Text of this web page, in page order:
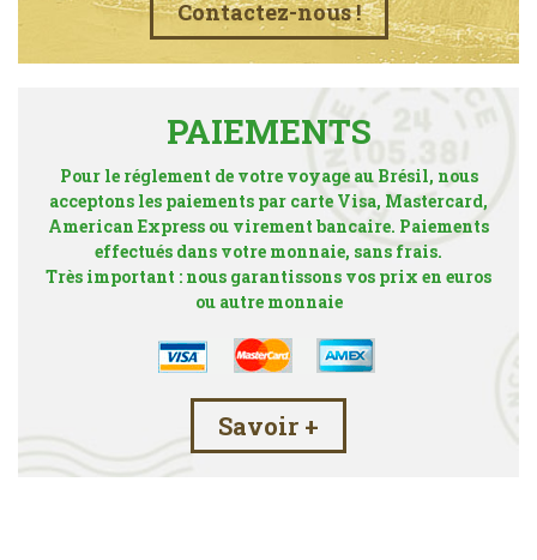
Contactez-nous !
PAIEMENTS
Pour le réglement de votre voyage au Brésil, nous
acceptons les paiements par carte Visa, Mastercard,
American Express ou virement bancaire. Paiements
effectués dans votre monnaie, sans frais.
Très important : nous garantissons vos prix en euros
ou autre monnaie
Savoir +